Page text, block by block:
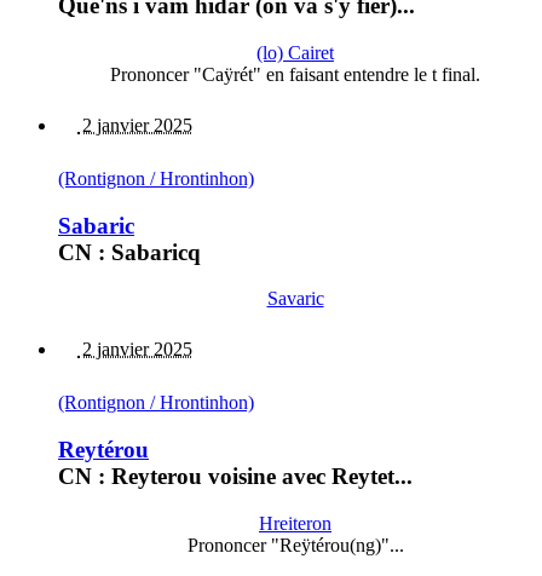
Que'ns i vam hidar (on va s'y fier)...
(lo) Cairet
Prononcer "Caÿrét" en faisant entendre le t final.
2 janvier 2025
(Rontignon / Hrontinhon)
Sabaric
CN : Sabaricq
Savaric
2 janvier 2025
(Rontignon / Hrontinhon)
Reytérou
CN : Reyterou voisine avec Reytet...
Hreiteron
Prononcer "Reÿtérou(ng)"...